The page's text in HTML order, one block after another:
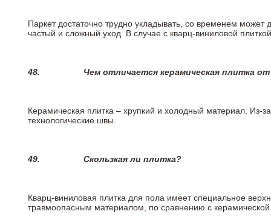
Паркет достаточно трудно укладывать, со временем
частый и сложный уход. В случае с кварц-виниловой
48. Чем отличается керамическая плитка
Керамическая плитка – хрупкий и холодный материал. Из-
технологические швы.
49. Скользкая ли плитка?
Кварц-виниловая плитка для пола имеет специальное
травмоопасным материалом, по сравнению с